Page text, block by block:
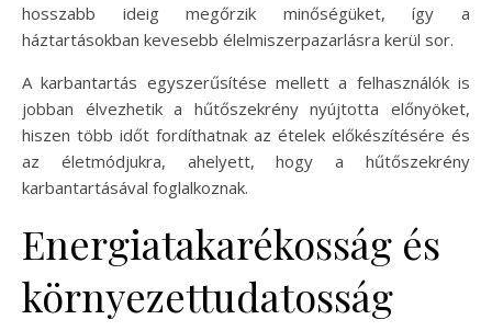
hosszabb ideig megőrzik minőségüket, így a
háztartásokban kevesebb élelmiszerpazarlásra kerül sor.
A karbantartás egyszerűsítése mellett a felhasználók is
jobban élvezhetik a hűtőszekrény nyújtotta előnyöket,
hiszen több időt fordíthatnak az ételek előkészítésére és
az életmódjukra, ahelyett, hogy a hűtőszekrény
karbantartásával foglalkoznak.
Energiatakarékosság és
környezettudatosság